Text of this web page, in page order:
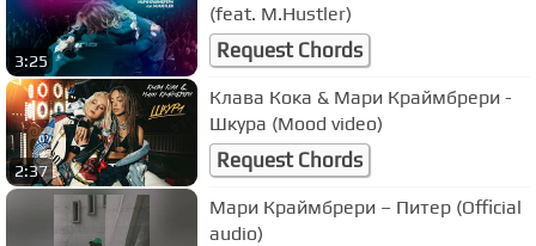
3:25
(feat. M.Hustler)
Request Chords
2:37
Клава Кока & Мари Краймбрери -
Шкура (Mood video)
Request Chords
Мари Краймбрери – Питер (Official
audio)